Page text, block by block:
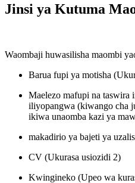
Jinsi ya Kutuma
Waombaji huwasilisha maombi
Barua fupi ya motisha
Maelezo mafupi na taswira
iliyopangwa (kiwango cha
ikiwa unaomba kazi ya
makadirio ya bajeti ya
CV (Ukurasa usiozidi 2)
Kwingineko (Upeo wa